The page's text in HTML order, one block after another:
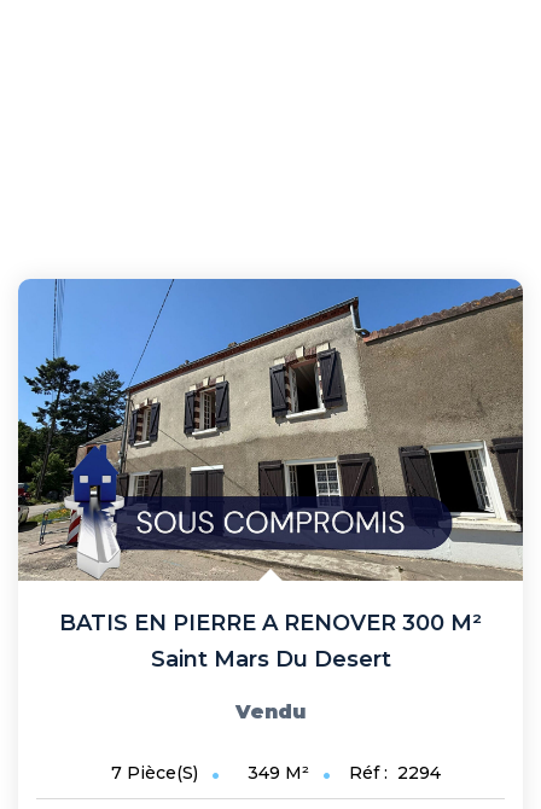
BATIS EN PIERRE A RENOVER 300 M²
Saint Mars Du Desert
Vendu
7 Pièce(s) 349 M² Réf : 2294